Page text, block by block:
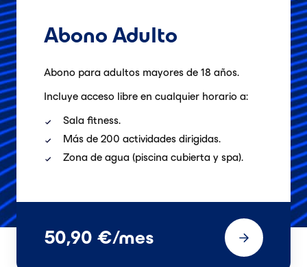
Abono Adulto
Abono para adultos mayores de 18 años.
Incluye acceso libre en cualquier horario a:
Sala fitness.
Más de 200 actividades dirigidas.
Zona de agua (piscina cubierta y spa).
50,90 €/mes